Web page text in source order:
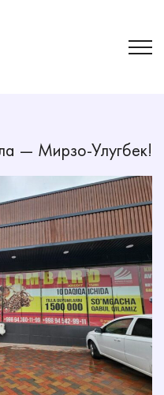
— Мирзо-Улугбек!